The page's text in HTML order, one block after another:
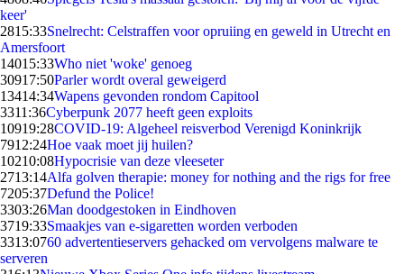
keer'
2815:33Snelrecht: Celstraffen voor opruiing en geweld in Utrecht en
Amersfoort
14015:33Who niet 'woke' genoeg
30917:50Parler wordt overal geweigerd
13414:34Wapens gevonden rondom Capitool
3311:36Cyberpunk 2077 heeft geen exploits
10919:28COVID-19: Algeheel reisverbod Verenigd Koninkrijk
7912:24Hoe vaak moet jij huilen?
10210:08Hypocrisie van deze vleeseter
2713:14Alfa golven therapie: money for nothing and the rigs for free
7205:37Defund the Police!
3303:26Man doodgestoken in Eindhoven
3719:33Smaakjes van e-sigaretten worden verboden
3313:0760 advertentieservers gehacked om vervolgens malware te
serveren